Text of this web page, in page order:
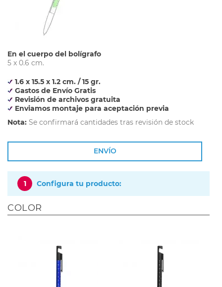
En el cuerpo del bolígrafo
5 x 0.6 cm.
1.6 x 15.5 x 1.2 cm. / 15 gr.
Gastos de Envío Gratis
Revisión de archivos gratuita
Enviamos montaje para aceptación previa
Nota: Se confirmará cantidades tras revisión de stock
ENVÍO
1 Configura tu producto:
COLOR